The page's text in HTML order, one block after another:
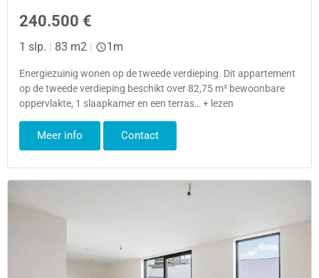
240.500 €
1 slp. 83 m2 1m
Energiezuinig wonen op de tweede verdieping. Dit appartement
op de tweede verdieping beschikt over 82,75 m² bewoonbare
oppervlakte, 1 slaapkamer en een terras… + lezen
Meer info Contact